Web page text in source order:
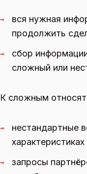
→
вся нужная
продолжить
→
сбор
сложный или
К сложным
→
нестандартные
→
запросы